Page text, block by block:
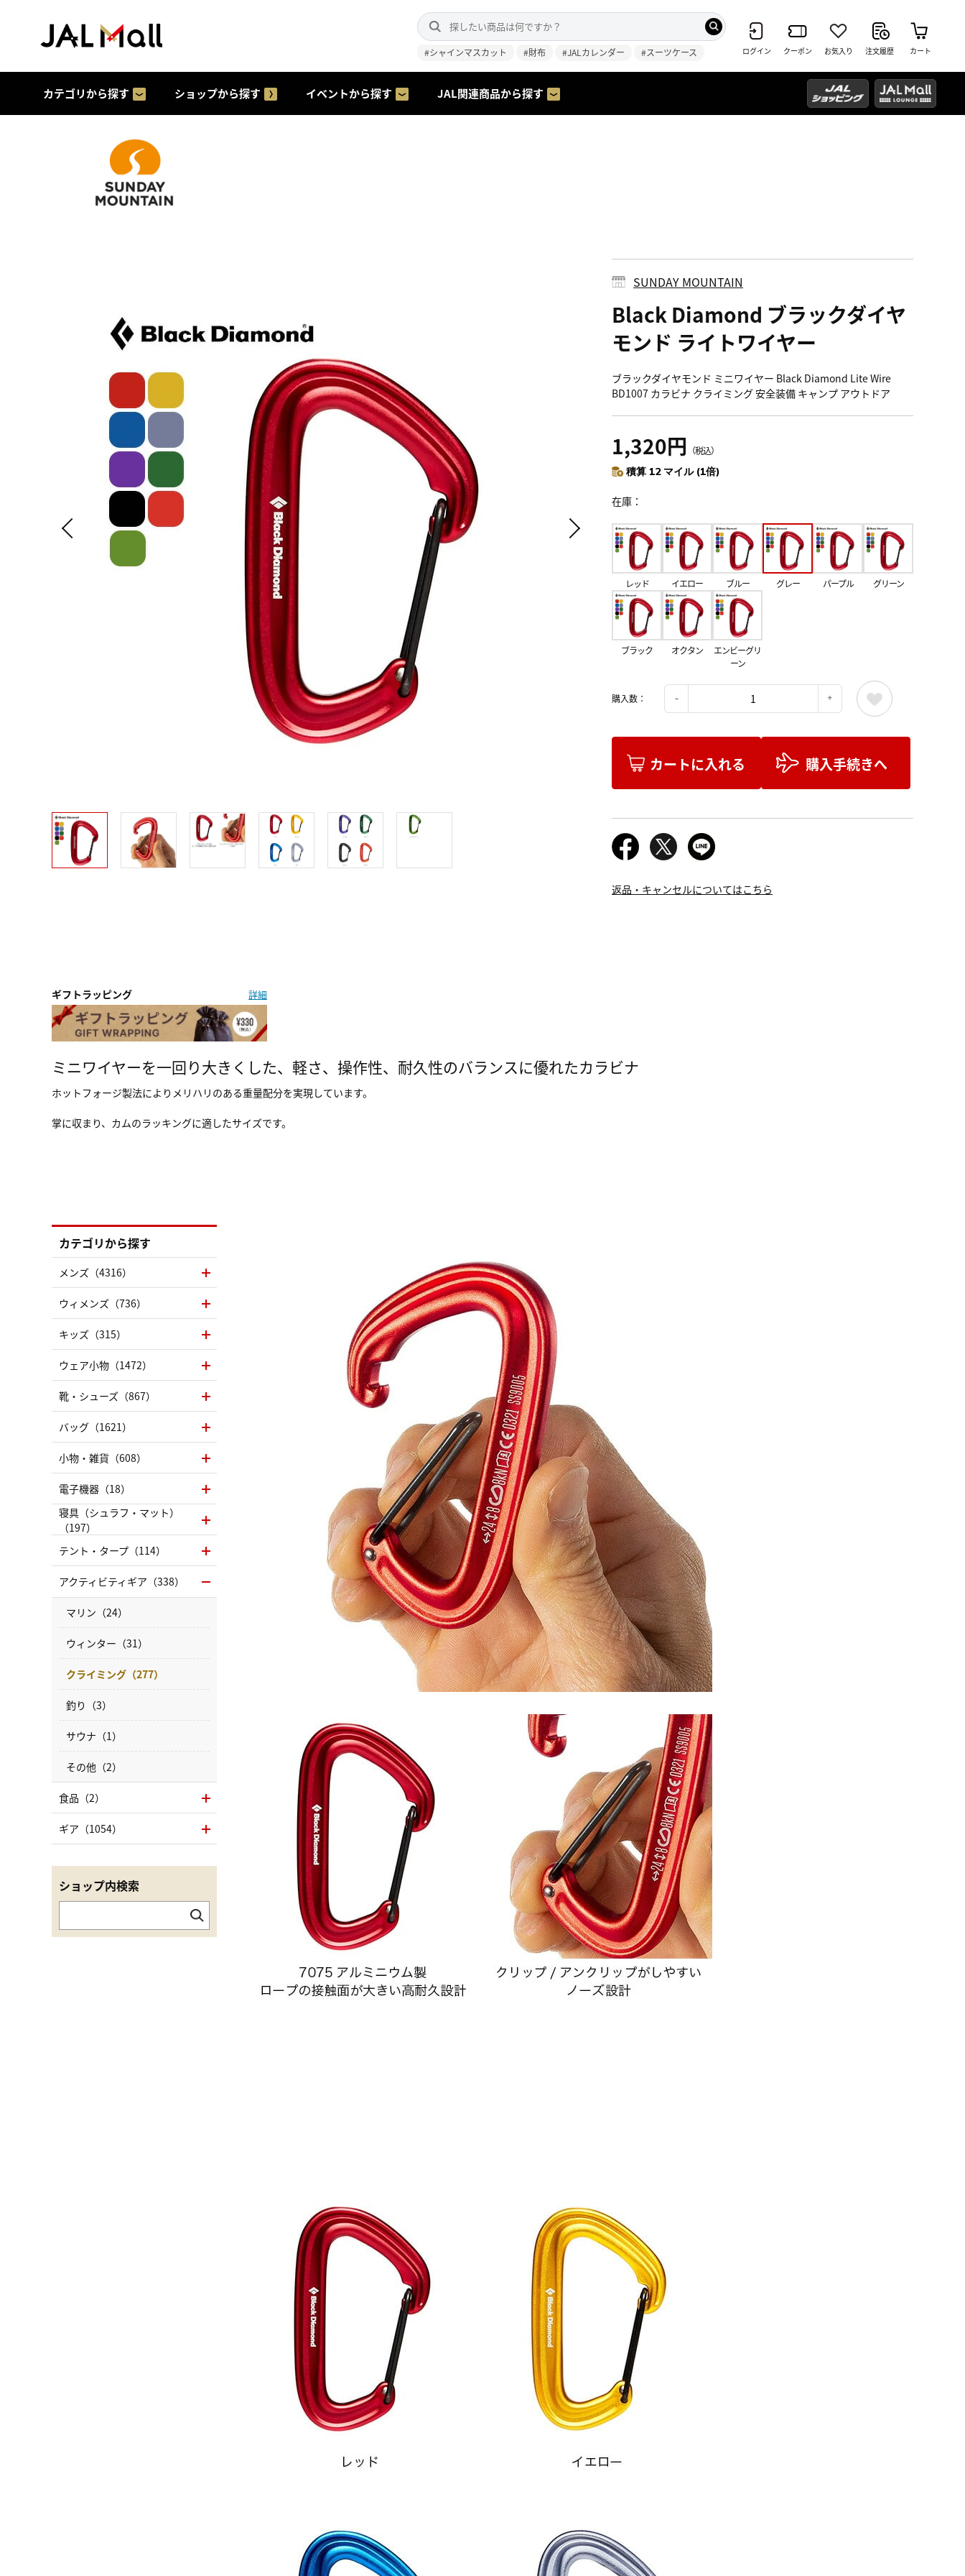
#シャインマスカット #財布 #JALカレンダー #スーツケース ログイン クーポン お気入り 注文履歴 カート
カテゴリから探す ショップから探す イベントから探す JAL関連商品から探す
SUNDAY MOUNTAIN
Black Diamond ブラックダイヤ
モンド ライトワイヤー
ブラックダイヤモンド ミニワイヤー Black Diamond Lite Wire
BD1007 カラビナ クライミング 安全装備 キャンプ アウトドア
1,320円 （税込）
積算 12 マイル (1倍)
在庫
レッド イエロー ブルー グレー パープル グリーン
ブラック オクタン
エンビーグリ
ーン
購入数：
カートに入れる 購入手続きへ
返品・キャンセルについてはこちら
ギフトラッピング 詳細
ミニワイヤーを一回り大きくした、軽さ、操作性、耐久性のバランスに優れたカラビナ
ホットフォージ製法によりメリハリのある重量配分を実現しています。
掌に収まり、カムのラッキングに適したサイズです。
カテゴリから探す
メンズ（4316）
ウィメンズ（736）
キッズ（315）
ウェア小物（1472）
靴・シューズ（867）
バッグ（1621）
小物・雑貨（608）
電子機器（18）
寝具（シュラフ・マット）
（197）
テント・タープ（114）
アクティビティギア（338）
マリン（24）
ウィンター（31）
クライミング（277）
釣り（3）
サウナ（1）
その他（2）
食品（2）
ギア（1054）
ショップ内検索